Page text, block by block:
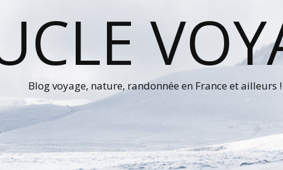
Blog voyage, nature, randonnée en France et ailleurs !